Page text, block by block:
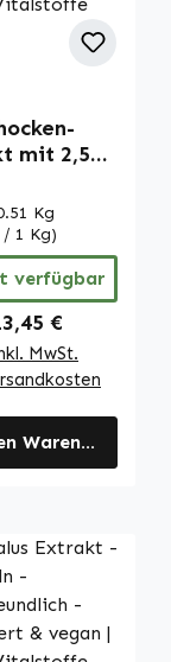
mit 2,5%
-
&
| Warnke
Kg
1 Kg)
verfügbar
Preis:
€
MwSt.
Warenkorb